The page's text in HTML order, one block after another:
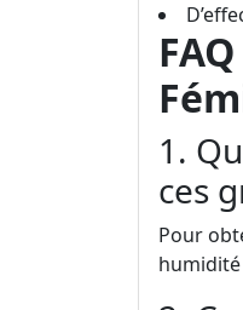
1.
ces
Pour